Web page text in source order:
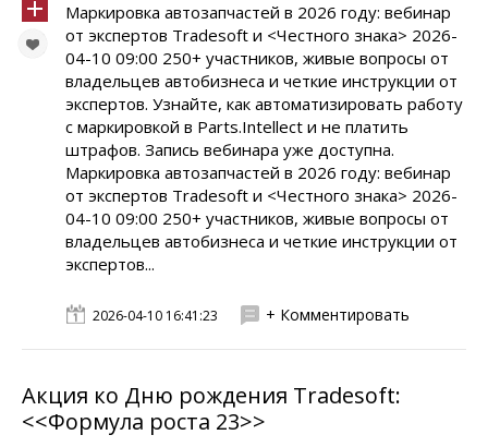
Маркировка автозапчастей в 2026 году: вебинар
от экспертов Tradesoft и <Честного знака> 2026-
04-10 09:00 250+ участников, живые вопросы от
владельцев автобизнеса и четкие инструкции от
экспертов. Узнайте, как автоматизировать работу
с маркировкой в Parts.Intellect и не платить
штрафов. Запись вебинара уже доступна.
Маркировка автозапчастей в 2026 году: вебинар
от экспертов Tradesoft и <Честного знака> 2026-
04-10 09:00 250+ участников, живые вопросы от
владельцев автобизнеса и четкие инструкции от
экспертов...
2026-04-10 16:41:23 + Комментировать
Акция ко Дню рождения Tradesoft:
<<Формула роста 23>>